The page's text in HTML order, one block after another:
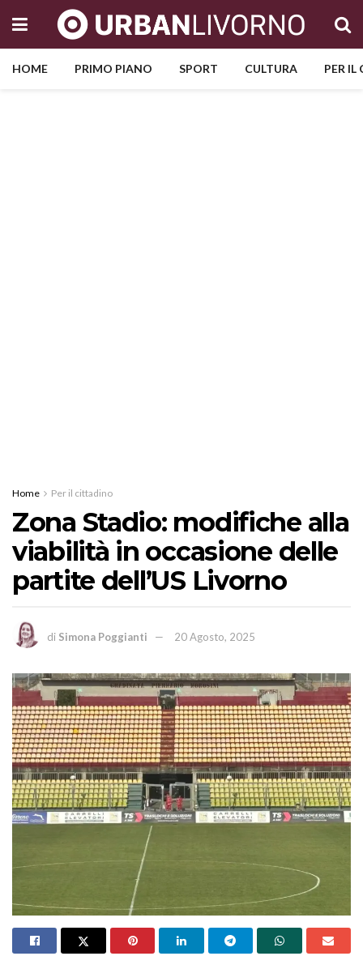
HOME PRIMO PIANO SPORT CULTURA PER
Home Per il cittadino
Zona Stadio: modifiche alla
viabilità in occasione delle
partite dell’US Livorno
di Simona Poggianti 20 Agosto, 2025